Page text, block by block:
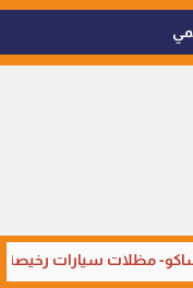
مظلات سيارات رخيصة